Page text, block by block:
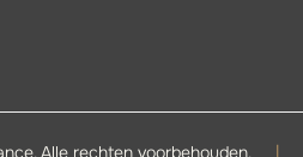
Alle rechten voorbehouden. |